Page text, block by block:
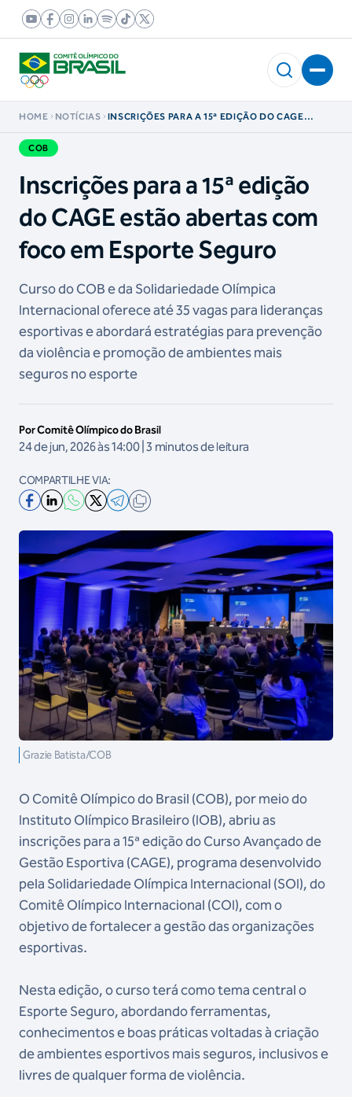
HOME NOTÍCIAS
INSCRIÇÕES PARA A 15ª EDIÇÃO DO CAGE
COB
Inscrições para a 15ª edição
do CAGE estão abertas com
foco em Esporte Seguro
Curso do COB e da Solidariedade Olímpica
Internacional oferece até 35 vagas para lideranças
esportivas e abordará estratégias para prevenção
da violência e promoção de ambientes mais
seguros no esporte
Por Comitê Olímpico do Brasil
24 de jun, 2026 às 14:00 | 3 minutos de leitura
COMPARTILHE VIA:
Grazie Batista/COB
O Comitê Olímpico do Brasil (COB), por meio do
Instituto Olímpico Brasileiro (IOB), abriu as
inscrições para a 15ª edição do Curso Avançado de
Gestão Esportiva (CAGE), programa desenvolvido
pela Solidariedade Olímpica Internacional (SOI), do
Comitê Olímpico Internacional (COI), com o
objetivo de fortalecer a gestão das organizações
esportivas.
Nesta edição, o curso terá como tema central o
Esporte Seguro, abordando ferramentas,
conhecimentos e boas práticas voltadas à criação
de ambientes esportivos mais seguros, inclusivos e
livres de qualquer forma de violência.